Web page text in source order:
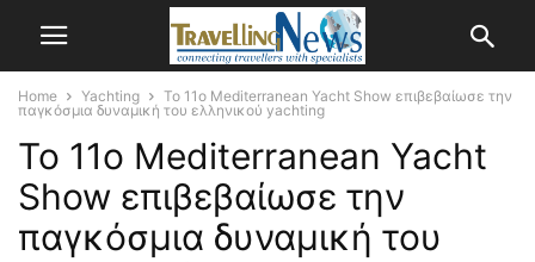
Home Yachting
Το 11ο Mediterranean Yacht Show επιβεβαίωσε την
παγκόσμια δυναμική του ελληνικού yachting
Το 11ο Mediterranean Yacht
Show επιβεβαίωσε την
παγκόσμια δυναμική του